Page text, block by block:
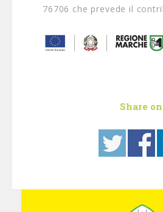
76706 che prevede il
Share